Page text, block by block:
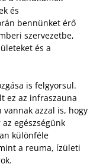
és
bennünket érő
szervezetbe,
és a
is felgyorsul.
ez az infraszauna
azzal is, hogy
egészségünk
különféle
a reuma, ízületi